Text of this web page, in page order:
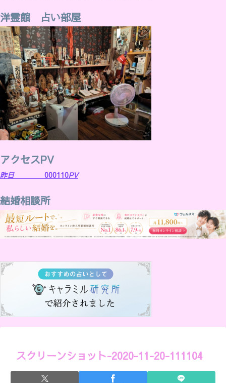
洋霊館 占い部屋
アクセスPV
昨日 000110PV
結婚相談所
スクリーンショット-2020-11-20-111104